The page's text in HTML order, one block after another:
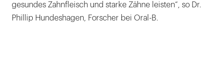
gesundes Zahnfleisch und starke Zähne leisten“, so Dr.
Phillip Hundeshagen, Forscher bei Oral-B.